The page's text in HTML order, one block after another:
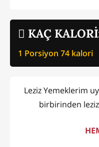
KAÇ
1 Porsiyon 74 kalori
Leziz Yemeklerim
birbirinden